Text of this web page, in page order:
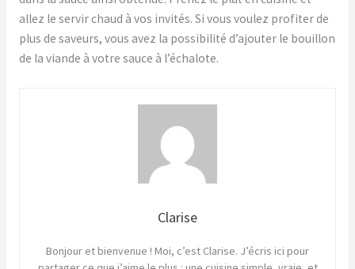
allez le servir chaud à vos invités. Si vous voulez profiter de
plus de saveurs, vous avez la possibilité d’ajouter le bouillon
de la viande à votre sauce à l’échalote.
Clarise
Bonjour et bienvenue ! Moi, c’est Clarise. J’écris ici pour